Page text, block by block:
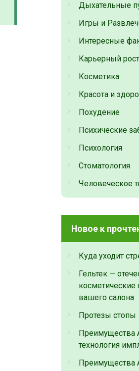
Дыхательные
Игры и
Интересные
Карьерный рост
Косметика
Красота и
Похудение
Психические
Психология
Стоматология
Человеческое
Новое к
Куда уходит
Гельтек —
косметические
вашего салона
Протезы стопы
Преимущества
технология
Преимущества